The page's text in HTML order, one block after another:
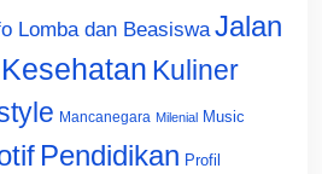
Lomba dan Beasiswa Jalan
Kesehatan Kuliner
Mancanegara Milenial Music
Pendidikan Profil